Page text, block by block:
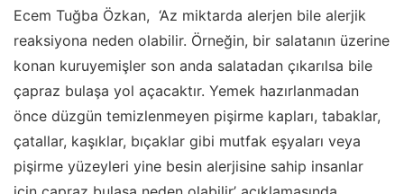
Ecem Tuğba Özkan, ‘Az miktarda alerjen bile alerjik
reaksiyona neden olabilir. Örneğin, bir salatanın üzerine
konan kuruyemişler son anda salatadan çıkarılsa bile
çapraz bulaşa yol açacaktır. Yemek hazırlanmadan
önce düzgün temizlenmeyen pişirme kapları, tabaklar,
çatallar, kaşıklar, bıçaklar gibi mutfak eşyaları veya
pişirme yüzeyleri yine besin alerjisine sahip insanlar